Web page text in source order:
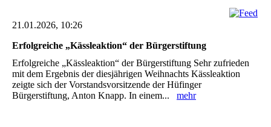
21.01.2026, 10:26
Erfolgreiche „Kässleaktion“ der Bürgerstiftung
Erfolgreiche „Kässleaktion“ der Bürgerstiftung Sehr zufrieden
mit dem Ergebnis der diesjährigen Weihnachts Kässleaktion
zeigte sich der ‎Vorstandsvorsitzende der Hüfinger
Bürgerstiftung, Anton Knapp. In einem... mehr